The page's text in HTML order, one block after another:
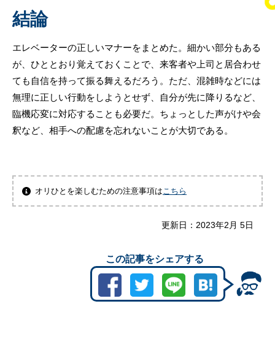
結論
エレベーターの正しいマナーをまとめた。細かい部分もある
が、ひととおり覚えておくことで、来客者や上司と居合わせ
ても自信を持って振る舞えるだろう。ただ、混雑時などには
無理に正しい行動をしようとせず、自分が先に降りるなど、
臨機応変に対応することも必要だ。ちょっとした声がけや会
釈など、相手への配慮を忘れないことが大切である。
オリひとを楽しむための注意事項はこちら
更新日： 2023年2月 5日
この記事をシェアする